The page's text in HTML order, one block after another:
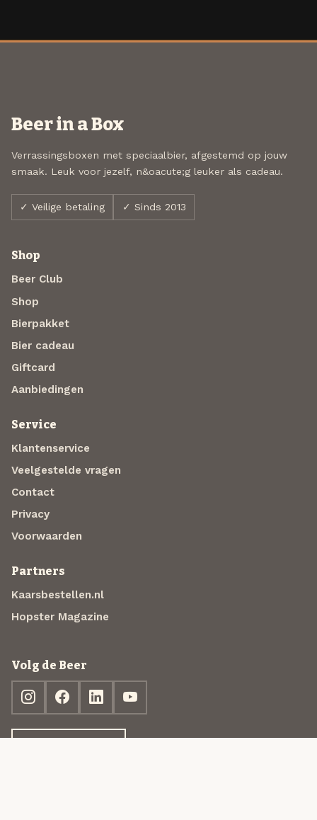
Beer in a Box
Verrassingsboxen met speciaalbier, afgestemd op jouw
smaak. Leuk voor jezelf, n&oacute;g leuker als cadeau.
✓ Veilige betaling ✓ Sinds 2013
Shop
Beer Club
Shop
Bierpakket
Bier cadeau
Giftcard
Aanbiedingen
Service
Klantenservice
Veelgestelde vragen
Contact
Privacy
Voorwaarden
Partners
Kaarsbestellen.nl
Hopster Magazine
Volg de Beer